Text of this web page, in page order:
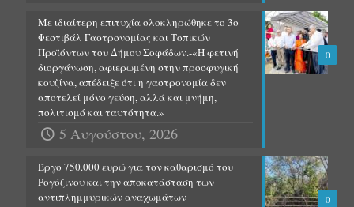
0
Με ιδιαίτερη επιτυχία ολοκληρώθηκε το 3ο
Φεστιβάλ Γαστρονομίας και Τοπικών
Προϊόντων του Δήμου Σοφάδων.-«Η φετινή
διοργάνωση, αφιερωμένη στην προσφυγική
κουζίνα, απέδειξε ότι η γαστρονομία δεν
αποτελεί μόνο γεύση, αλλά και μνήμη,
πολιτισμό και ταυτότητα.»
5 Αυγούστου, 2026
0
Έργο 750.000 ευρώ για τον καθαρισμό του
Ρογόζινου και την αποκατάσταση των
αντιπλημμυρικών αναχωμάτων